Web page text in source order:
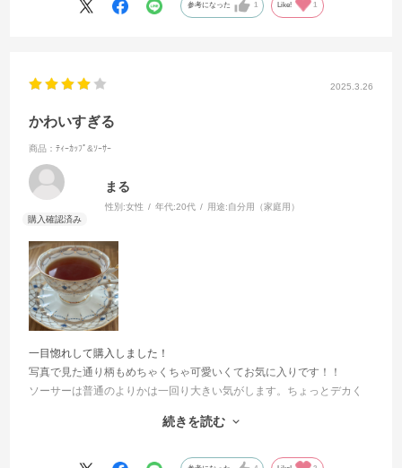
参考になった 1 Like! 1
2025.3.26
かわいすぎる
商品：ﾃｨｰｶｯﾌﾟ&ｿｰｻｰ
まる
性別:女性 年代:20代 用途:自分用（家庭用）
一目惚れして購入しました！
写真で見た通り柄もめちゃくちゃ可愛いくてお気に入りです！！
ソーサーは普通のよりかは一回り大きい気がします。ちょっとデカく
予約商品だったので、購入後いつぐらい届くか大体の日にちがわかれ
続きを読む